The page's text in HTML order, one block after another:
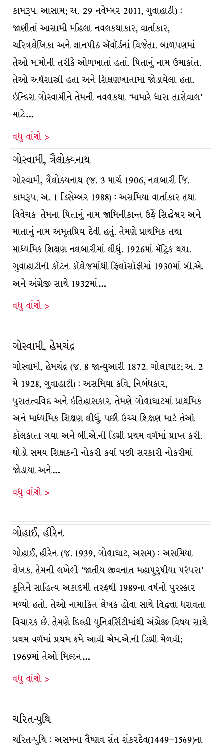
કામરૂપ, આસામ; અ. 29 નવેમ્બર 2011, ગુવાહાટી) :
જાણીતાં આસામી મહિલા નવલકથાકાર, વાર્તાકાર,
ચરિત્રલેખિકા અને જ્ઞાનપીઠ ઍવૉર્ડનાં વિજેતા. બાળપણમાં
તેઓ મામોની તરીકે ઓળખાતાં હતાં. પિતાનું નામ ઉમાકાંત.
તેઓ અર્થશાસ્ત્રી હતા અને શિક્ષણખાતામાં જોડાયેલા હતા.
ઇન્દિરા ગોસ્વામીને તેમની નવલકથા ‘મામારે ધારા તારોવાલ’
માટે…
વધુ વાંચો >
ગોસ્વામી, ત્રૈલોક્યનાથ
ગોસ્વામી, ત્રૈલોક્યનાથ (જ. 3 માર્ચ 1906, નલબારી જિ.
કામરૂપ; અ. 1 ડિસેમ્બર 1988) : અસમિયા વાર્તાકાર તથા
વિવેચક. તેમના પિતાનું નામ જામિનીકાન્ત ઉર્ફે સિદ્ધેશ્વર અને
માતાનું નામ અમૃતપ્રિય દેવી હતું. તેમણે પ્રાથમિક તથા
માધ્યમિક શિક્ષણ નલબારીમાં લીધું. 1926માં મૅટ્રિક થયા.
ગુવાહાટીની કૉટન કૉલેજમાંથી ફિલૉસૉફીમાં 1930માં બી.એ.
અને અંગ્રેજી સાથે 1932માં…
વધુ વાંચો >
ગોસ્વામી, હેમચંદ્ર
ગોસ્વામી, હેમચંદ્ર (જ. 8 જાન્યુઆરી 1872, ગોલાઘાટ; અ. 2
મે 1928, ગુવાહાટી) : અસમિયા કવિ, નિબંધકાર,
પુરાતત્વવિદ અને ઇતિહાસકાર. તેમણે ગોલાઘાટમાં પ્રાથમિક
અને માધ્યમિક શિક્ષણ લીધું. પછી ઉચ્ચ શિક્ષણ માટે તેઓ
કૉલકાતા ગયા અને બી.એ.ની ડિગ્રી પ્રથમ વર્ગમાં પ્રાપ્ત કરી.
થોડો સમય શિક્ષકની નોકરી કર્યા પછી સરકારી નોકરીમાં
જોડાયા અને…
વધુ વાંચો >
ગોહાઈ, હીરેન
ગોહાઈ, હીરેન (જ. 1939, ગોલાઘાટ, અસમ) : અસમિયા
લેખક. તેમની લખેલી ‘જાતીય જીવનાત મહાપુરુષીયા પરંપરા’
કૃતિને સાહિત્ય અકાદમી તરફથી 1989ના વર્ષનો પુરસ્કાર
મળ્યો હતો. તેઓ નામાંકિત લેખક હોવા સાથે વિદ્વત્તા ધરાવતા
વિચારક છે. તેમણે દિલ્હી યુનિવર્સિટીમાંથી અંગ્રેજી વિષય સાથે
પ્રથમ વર્ગમાં પ્રથમ ક્રમે આવી એમ.એ.ની ડિગ્રી મેળવી;
1969માં તેઓ મિલ્ટન…
વધુ વાંચો >
ચરિત-પુથિ
ચરિત-પુથિ : અસમના વૈષ્ણવ સંત શંકરદેવ(1449–1569)ના